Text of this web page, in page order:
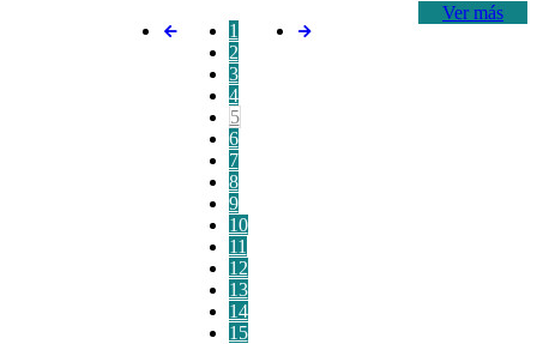
Ver más
1
2
3
4
5
6
7
8
9
10
11
12
13
14
15